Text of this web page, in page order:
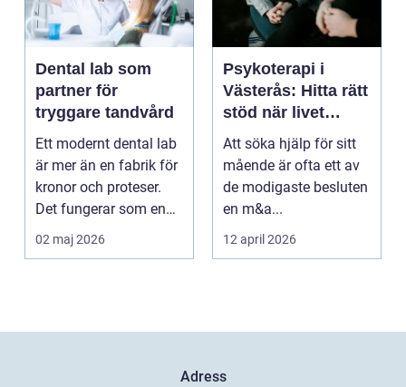
Dental lab som
partner för
tryggare tandvård
Ett modernt dental lab
är mer än en fabrik för
kronor och proteser.
Det fungerar som en
förlängning ...
02 maj 2026
Psykoterapi i
Västerås: Hitta rätt
stöd när livet
skaver
Att söka hjälp för sitt
mående är ofta ett av
de modigaste besluten
en m&a...
12 april 2026
Adress